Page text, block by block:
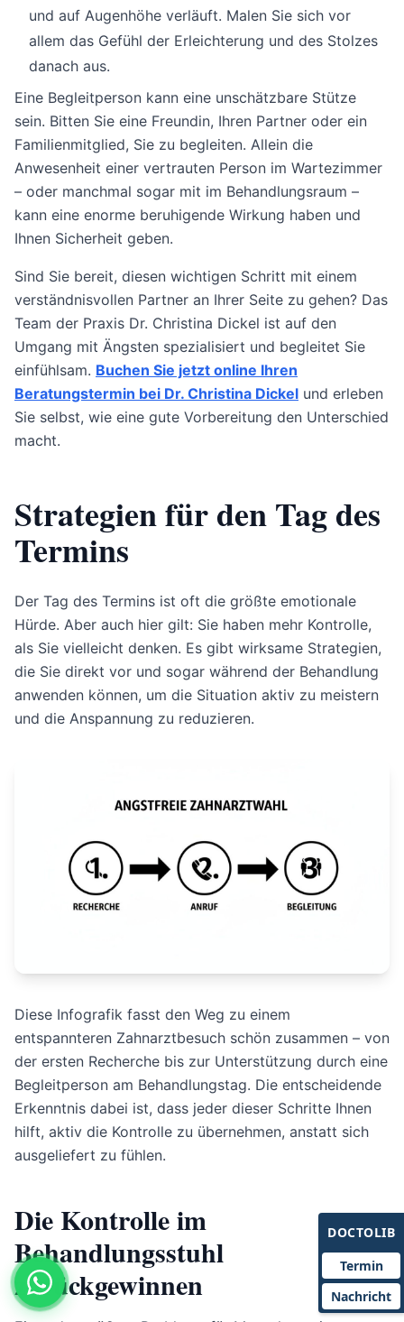
und auf Augenhöhe verläuft. Malen Sie sich vor
allem das Gefühl der Erleichterung und des Stolzes
danach aus.
Eine Begleitperson kann eine unschätzbare Stütze
sein. Bitten Sie eine Freundin, Ihren Partner oder ein
Familienmitglied, Sie zu begleiten. Allein die
Anwesenheit einer vertrauten Person im Wartezimmer
– oder manchmal sogar mit im Behandlungsraum –
kann eine enorme beruhigende Wirkung haben und
Ihnen Sicherheit geben.
Sind Sie bereit, diesen wichtigen Schritt mit einem
verständnisvollen Partner an Ihrer Seite zu gehen? Das
Team der Praxis Dr. Christina Dickel ist auf den
Umgang mit Ängsten spezialisiert und begleitet Sie
einfühlsam. Buchen Sie jetzt online Ihren
Beratungstermin bei Dr. Christina Dickel und erleben
Sie selbst, wie eine gute Vorbereitung den Unterschied
macht.
Strategien für den Tag des
Termins
Der Tag des Termins ist oft die größte emotionale
Hürde. Aber auch hier gilt: Sie haben mehr Kontrolle,
als Sie vielleicht denken. Es gibt wirksame Strategien,
die Sie direkt vor und sogar während der Behandlung
anwenden können, um die Situation aktiv zu meistern
und die Anspannung zu reduzieren.
Diese Infografik fasst den Weg zu einem
entspannteren Zahnarztbesuch schön zusammen – von
der ersten Recherche bis zur Unterstützung durch eine
Begleitperson am Behandlungstag. Die entscheidende
Erkenntnis dabei ist, dass jeder dieser Schritte Ihnen
hilft, aktiv die Kontrolle zu übernehmen, anstatt sich
ausgeliefert zu fühlen.
Die Kontrolle im
Behandlungsstuhl
zurückgewinnen
DOCTOLIB
Termin
Nachricht